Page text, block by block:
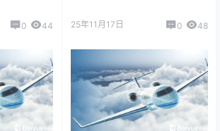
0 44 25年11月17日 0 48